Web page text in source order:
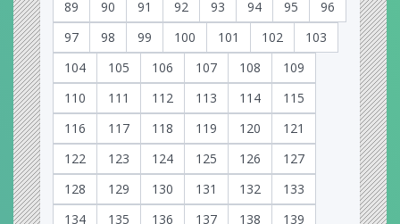
89
90 91 92 93 94 95
96
97
98 99 100 101 102
103
104
105 106 107 108
109
110
111 112 113 114
115
116
117 118 119 120
121
122
123 124 125 126
127
128
129 130 131 132
133
134
135 136 137 138
139